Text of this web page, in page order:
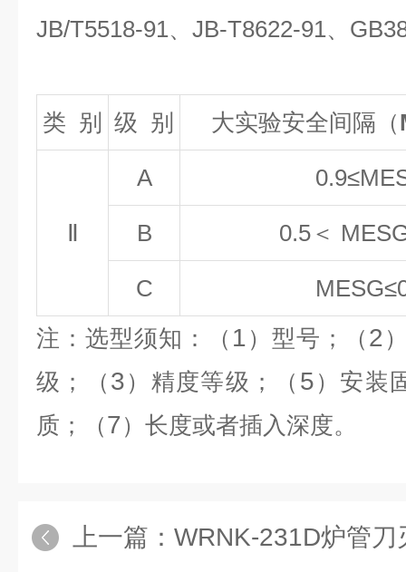
JB/T5518-91、 JB-T8622-91、
类 别 级 别 大实验安全间隔（
Ⅱ
A 0.9≤
B 0.5 ＜
C MESG≤
注：选型须知：（ 1 ）型号；（ 2
级；（ 3 ）精度等级；（ 5 ）安装
质；（7）长度或者插入深度。
上一篇： WRNK-231D炉管刀